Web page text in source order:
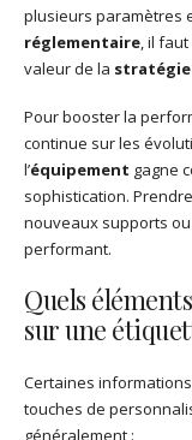
plusieurs paramètres
réglementaire , il
valeur de la
Pour booster la
continue sur les
l’équipement gagne
sophistication.
nouveaux supports
performant.
Quels
sur une
Certaines
touches de
généralement :